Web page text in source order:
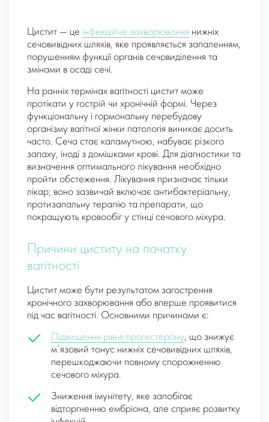
Цистит — це інфекційне захворювання нижніх
сечовивідних шляхів, яке проявляється запаленням,
порушенням функції органів сечовиділення та
змінами в осаді сечі.
На ранніх термінах вагітності цистит може
протікати у гострій чи хронічній формі. Через
функціональну і гормональну перебудову
організму вагітної жінки патологія виникає досить
часто. Сеча стає каламутною, набуває різкого
запаху, іноді з домішками крові. Для діагностики та
визначення оптимального лікування необхідно
пройти обстеження. Лікування призначає тільки
лікар; воно зазвичай включає антибактеріальну,
протизапальну терапію та препарати, що
покращують кровообіг у стінці сечового міхура.
Причини циститу на початку
вагітності
Цистит може бути результатом загострення
хронічного захворювання або вперше проявитися
під час вагітності. Основними причинами є:
Підвищення рівня прогестерону, що знижує
м’язовий тонус нижніх сечовивідних шляхів,
перешкоджаючи повному спорожненню
сечового міхура.
Зниження імунітету, яке запобігає
відторгненню ембріона, але сприяє розвитку